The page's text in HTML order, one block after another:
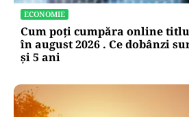
Record în sistemul de pensii:
pentru pentru cei mai săraci